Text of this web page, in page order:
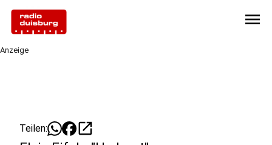
menu
Anzeige
Teilen: open_in_new